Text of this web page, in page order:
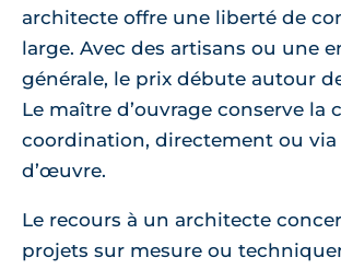
architecte offre une liberté de
large. Avec des artisans ou une
générale, le prix débute autour
Le maître d’ouvrage conserve la
coordination, directement ou
d’œuvre.
Le recours à un architecte
projets sur mesure ou